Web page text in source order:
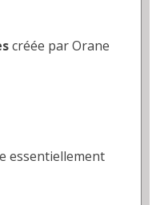
créée par Orane
essentiellement